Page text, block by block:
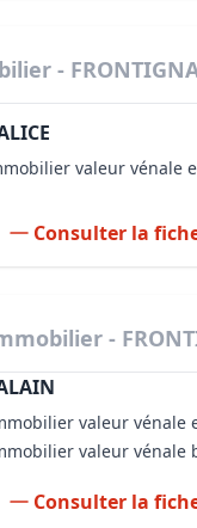
-
valeur vénale
Consulter la
-
valeur vénale
valeur vénale
Consulter la